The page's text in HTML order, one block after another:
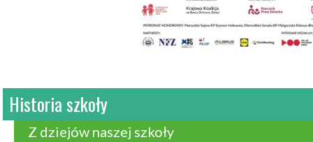
Historia szkoły
Z dziejów naszej szkoły